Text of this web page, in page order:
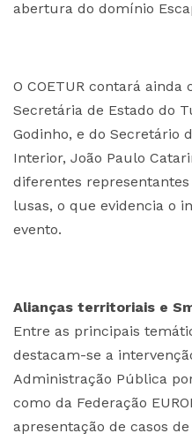
abertura do domínio
O COETUR contará ainda
Secretária de Estado do
Godinho, e do Secretário
Interior, João Paulo
diferentes
lusas, o que evidencia o
evento.
Alianças territoriais e
Entre as principais
destacam-se a
Administração Pública
como da Federação
apresentação de casos